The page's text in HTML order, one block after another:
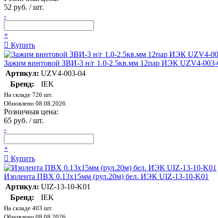
52 руб. / шт.
-
+
Купить
Зажим винтовой ЗВИ-3 н/г 1.0-2.5кв.мм 12пар ИЭК UZV4-003-
Артикул: UZV4-003-04
Бренд:
IEK
На складе 726 шт.
Обновлено 08.08.2026
Розничная цена:
65 руб. / шт.
-
+
Купить
Изолента ПВХ 0.13х15мм (рул.20м) бел. ИЭК UIZ-13-10-K01
Артикул: UIZ-13-10-K01
Бренд:
IEK
На складе 403 шт.